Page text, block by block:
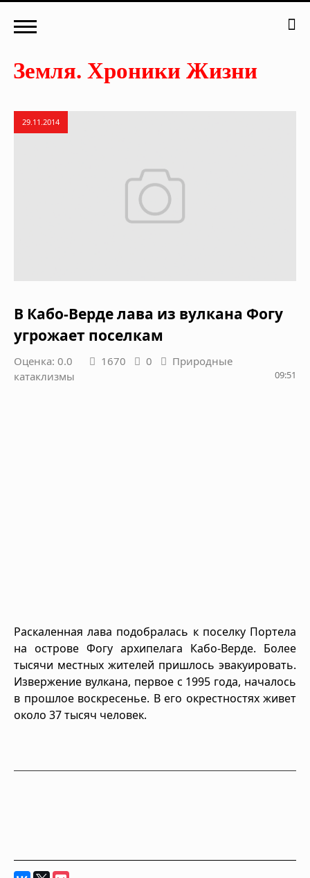
29.11.2014
В Кабо-Верде лава из вулкана Фогу
угрожает поселкам
Оценка: 0.0 1670 0
Природные
катаклизмы
09:51
Раскаленная лава подобралась к поселку Портела
на острове Фогу архипелага Кабо-Верде. Более
тысячи местных жителей пришлось эвакуировать.
Извержение вулкана, первое с 1995 года, началось
в прошлое воскресенье. В его окрестностях живет
около 37 тысяч человек.